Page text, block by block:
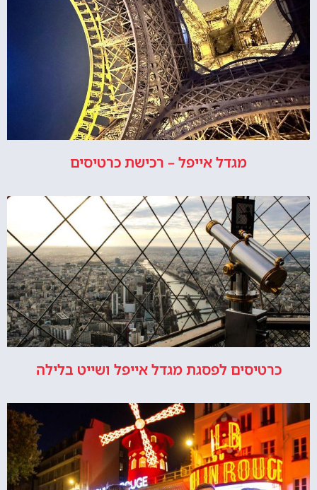
מגדל אייפל – רכישת כרטיסים
כרטיסים לפסגת מגדל אייפל ושייט בלילה